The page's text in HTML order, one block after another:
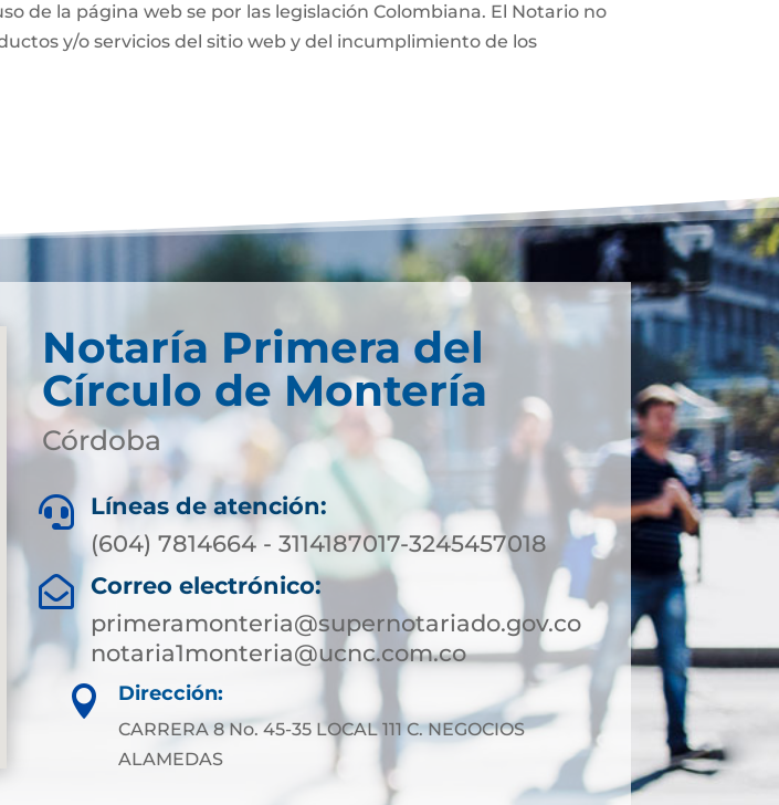
de la página web se por las legislación Colombiana. El Notario no
y/o servicios del sitio web y del incumplimiento de los
Notaría Primera del
Círculo de Montería
Córdoba

Líneas de atención:
(604) 7814664 - 3114187017-3245457018

Correo electrónico:
primeramonteria@supernotariado.gov.co
notaria1monteria@ucnc.com.co
 Dirección:
CARRERA 8 No. 45-35 LOCAL 111 C. NEGOCIOS
ALAMEDAS